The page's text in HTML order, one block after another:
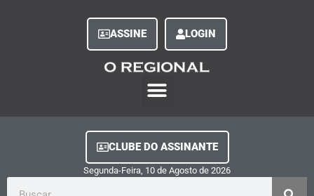
ASSINE LOGIN
CLUBE DO ASSINANTE
Segunda-Feira, 10 de Agosto de 2026